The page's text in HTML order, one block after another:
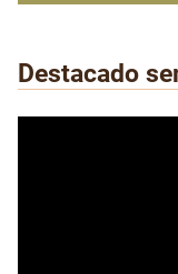
Destacado